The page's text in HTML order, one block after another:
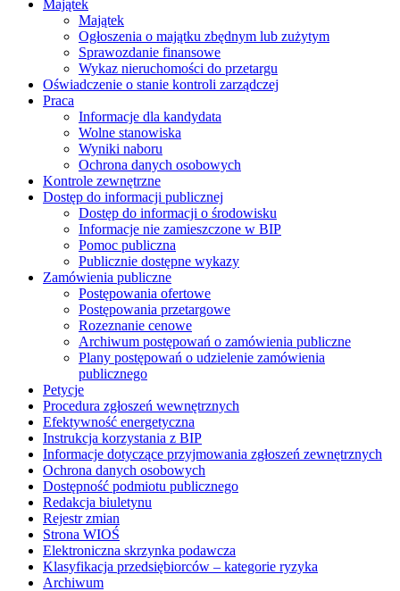
Majątek
Majątek
Ogłoszenia o majątku zbędnym lub zużytym
Sprawozdanie finansowe
Wykaz nieruchomości do przetargu
Oświadczenie o stanie kontroli zarządczej
Praca
Informacje dla kandydata
Wolne stanowiska
Wyniki naboru
Ochrona danych osobowych
Kontrole zewnętrzne
Dostęp do informacji publicznej
Dostęp do informacji o środowisku
Informacje nie zamieszczone w BIP
Pomoc publiczna
Publicznie dostępne wykazy
Zamówienia publiczne
Postępowania ofertowe
Postępowania przetargowe
Rozeznanie cenowe
Archiwum postępowań o zamówienia publiczne
Plany postępowań o udzielenie zamówienia
publicznego
Petycje
Procedura zgłoszeń wewnętrznych
Efektywność energetyczna
Instrukcja korzystania z BIP
Informacje dotyczące przyjmowania zgłoszeń zewnętrznych
Ochrona danych osobowych
Dostępność podmiotu publicznego
Redakcja biuletynu
Rejestr zmian
Strona WIOŚ
Elektroniczna skrzynka podawcza
Klasyfikacja przedsiębiorców – kategorie ryzyka
Archiwum